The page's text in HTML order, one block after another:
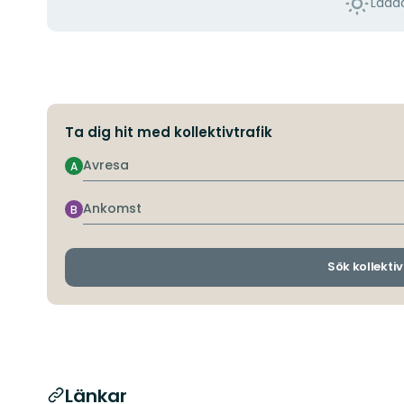
Ta dig hit med kollektivtrafik
Avresa
A
Ankomst
B
Sök
Länkar